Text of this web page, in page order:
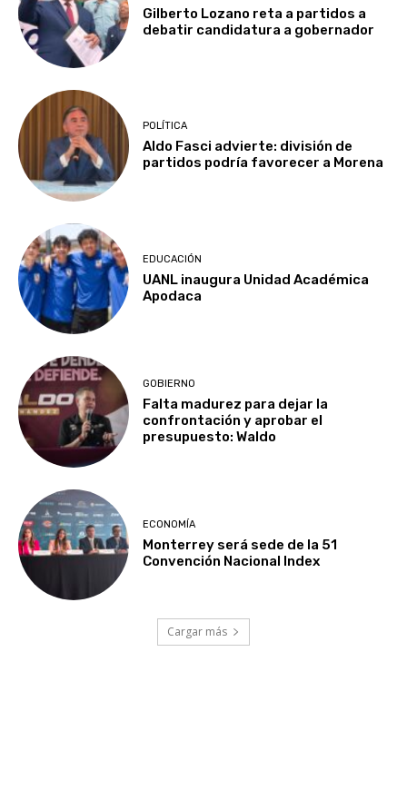
Gilberto Lozano reta a partidos a
debatir candidatura a gobernador
POLÍTICA
Aldo Fasci advierte: división de
partidos podría favorecer a Morena
EDUCACIÓN
UANL inaugura Unidad Académica
Apodaca
GOBIERNO
Falta madurez para dejar la
confrontación y aprobar el
presupuesto: Waldo
ECONOMÍA
Monterrey será sede de la 51
Convención Nacional Index
Cargar más